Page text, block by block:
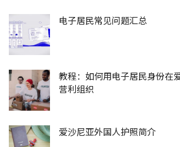
电子居民常见问题汇总
教程：如何用电子居民身份在
营利组织
爱沙尼亚外国人护照简介